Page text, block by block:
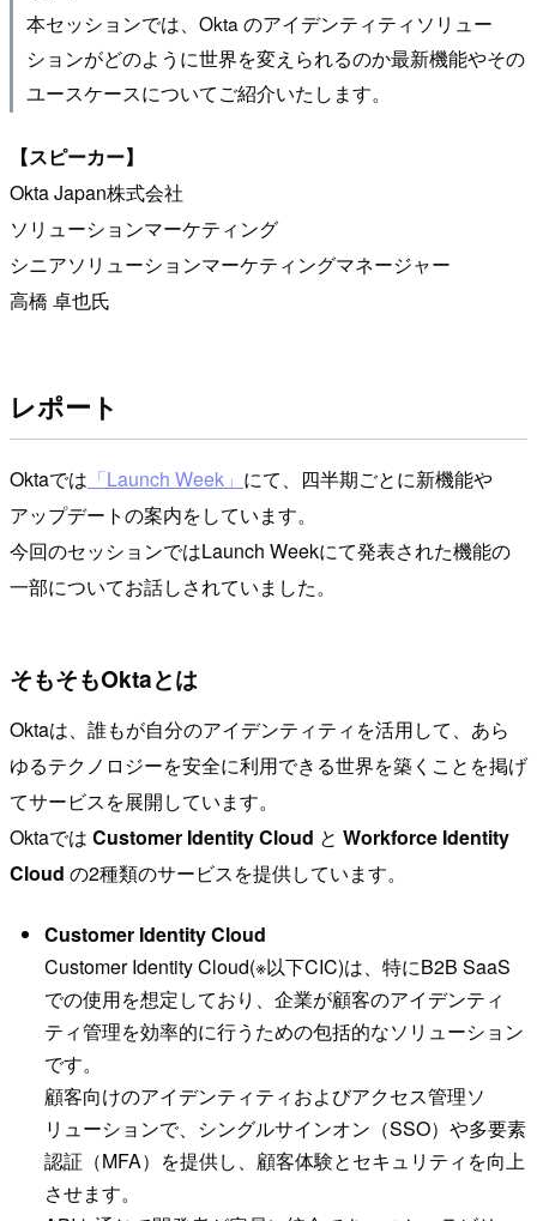
本セッションでは、Okta のアイデンティティソリュー
ションがどのように世界を変えられるのか最新機能やその
ユースケースについてご紹介いたします。
【スピーカー】
Okta Japan株式会社
ソリューションマーケティング
シニアソリューションマーケティングマネージャー
高橋 卓也氏
レポート
Oktaでは 「Launch Week」 にて、四半期ごとに新機能や
アップデートの案内をしています。
今回のセッションではLaunch Weekにて発表された機能の
一部についてお話しされていました。
そもそもOktaとは
Oktaは、誰もが自分のアイデンティティを活用して、あら
ゆるテクノロジーを安全に利用できる世界を築くことを掲げ
てサービスを展開しています。
Oktaでは Customer Identity Cloud と Workforce Identity
Cloud の2種類のサービスを提供しています。
Customer Identity Cloud
Customer Identity Cloud(※以下CIC)は、特にB2B SaaS
での使用を想定しており、企業が顧客のアイデンティ
ティ管理を効率的に行うための包括的なソリューション
です。
顧客向けのアイデンティティおよびアクセス管理ソ
リューションで、シングルサインオン（SSO）や多要素
認証（MFA）を提供し、顧客体験とセキュリティを向上
させます。